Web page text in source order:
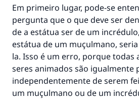
Em primeiro lugar, pode-se
pergunta que o que deve ser
de a estátua ser de um
estátua de um muçulmano,
la. Isso é um erro, porque todas
seres animados são igualmente
independentemente de serem
um muçulmano ou de um